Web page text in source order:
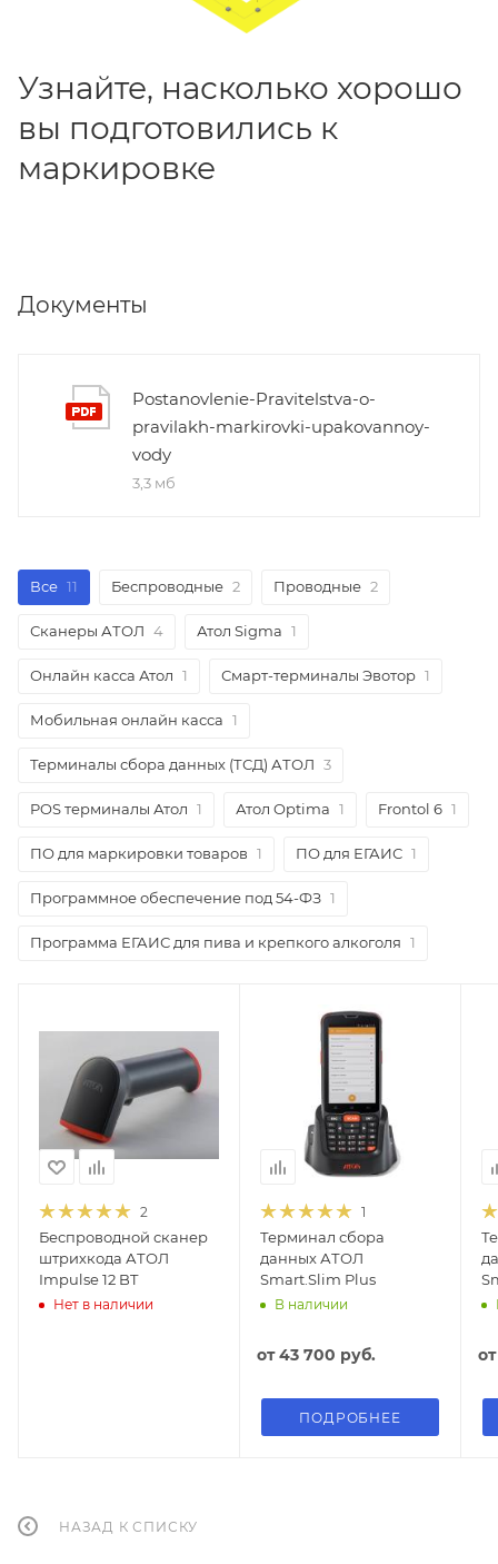
Узнайте, насколько хорошо
вы подготовились к
маркировке
Документы
Postanovlenie-Pravitelstva-o-
pravilakh-markirovki-upakovannoy-
vody
3,3 мб
Все 11 Беспроводные 2 Проводные 2
Сканеры АТОЛ 4 Атол Sigma 1
Онлайн касса Атол 1 Смарт-терминалы Эвотор 1
Мобильная онлайн касса 1
Терминалы сбора данных (ТСД) АТОЛ 3
POS терминалы Атол 1 Атол Optima 1 Frontol 6 1
ПО для маркировки товаров 1 ПО для ЕГАИС 1
Программное обеспечение под 54-ФЗ 1
Программа ЕГАИС для пива и крепкого алкоголя 1
2
Беспроводной сканер
штрихкода АТОЛ
Impulse 12 BT
Нет в наличии
1
Терминал сбора
данных АТОЛ
Smart.Slim Plus
В наличии
от43 700 руб.
ПОДРОБНЕЕ
НАЗАД К СПИСКУ